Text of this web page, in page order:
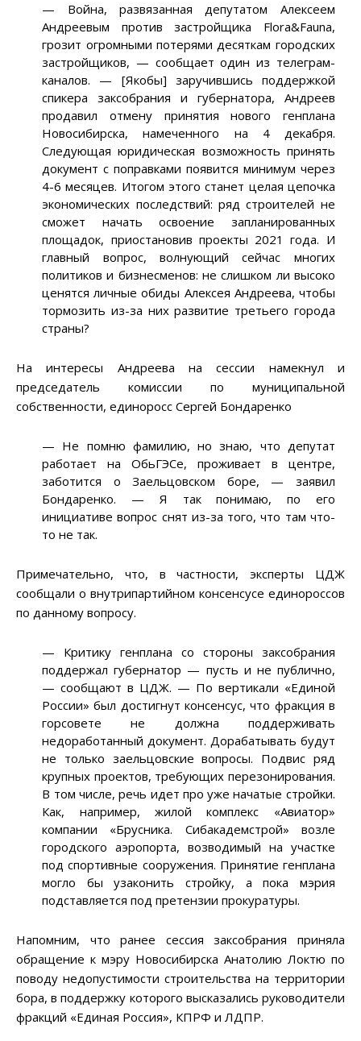
— Война, развязанная депутатом Алексеем
Андреевым против застройщика Flora&Fauna,
грозит огромными потерями десяткам городских
застройщиков, — сообщает один из телеграм-
каналов. — [Якобы] заручившись поддержкой
спикера заксобрания и губернатора, Андреев
продавил отмену принятия нового генплана
Новосибирска, намеченного на 4 декабря.
Следующая юридическая возможность принять
документ с поправками появится минимум через
4-6 месяцев. Итогом этого станет целая цепочка
экономических последствий: ряд строителей не
сможет начать освоение запланированных
площадок, приостановив проекты 2021 года. И
главный вопрос, волнующий сейчас многих
политиков и бизнесменов: не слишком ли высоко
ценятся личные обиды Алексея Андреева, чтобы
тормозить из-за них развитие третьего города
страны?
На интересы Андреева на сессии намекнул и
председатель комиссии по муниципальной
собственности, единоросс Сергей Бондаренко
— Не помню фамилию, но знаю, что депутат
работает на ОбьГЭСе, проживает в центре,
заботится о Заельцовском боре, — заявил
Бондаренко. — Я так понимаю, по его
инициативе вопрос снят из-за того, что там что-
то не так.
Примечательно, что, в частности, эксперты ЦДЖ
сообщали о внутрипартийном консенсусе единороссов
по данному вопросу.
— Критику генплана со стороны заксобрания
поддержал губернатор — пусть и не публично,
— сообщают в ЦДЖ. — По вертикали «Единой
России» был достигнут консенсус, что фракция в
горсовете не должна поддерживать
недоработанный документ. Дорабатывать будут
не только заельцовские вопросы. Подвис ряд
крупных проектов, требующих перезонирования.
В том числе, речь идет про уже начатые стройки.
Как, например, жилой комплекс «Авиатор»
компании «Брусника. Сибакадемстрой» возле
городского аэропорта, возводимый на участке
под спортивные сооружения. Принятие генплана
могло бы узаконить стройку, а пока мэрия
подставляется под претензии прокуратуры.
Напомним, что ранее сессия заксобрания приняла
обращение к мэру Новосибирска Анатолию Локтю по
поводу недопустимости строительства на территории
бора, в поддержку которого высказались руководители
фракций «Единая Россия», КПРФ и ЛДПР.